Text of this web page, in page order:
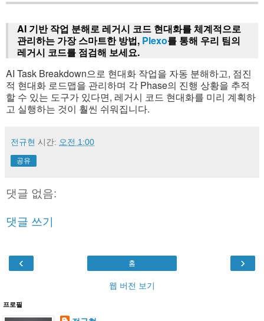
AI 기반 작업 분해로 레거시 코드 현대화를 체계적으로
관리하는 가장 스마트한 방법, Plexo를 통해 우리 팀의
레거시 코드를 점검해 보세요.
AI Task Breakdown으로 현대화 작업을 자동 분해하고, 점진
적 현대화 로드맵을 관리하며 각 Phase의 진행 상황을 추적
할 수 있는 도구가 있다면, 레거시 코드 현대화를 미리 계획하
고 실행하는 것이 훨씬 쉬워집니다.
전규현 시간: 오전 1:00
공유
댓글 없음:
댓글 쓰기
‹ ›
홈
웹 버전 보기
프로필